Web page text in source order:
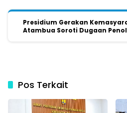
Presidium Gerakan
Atambua Soroti Dugaan
Pos Terkait